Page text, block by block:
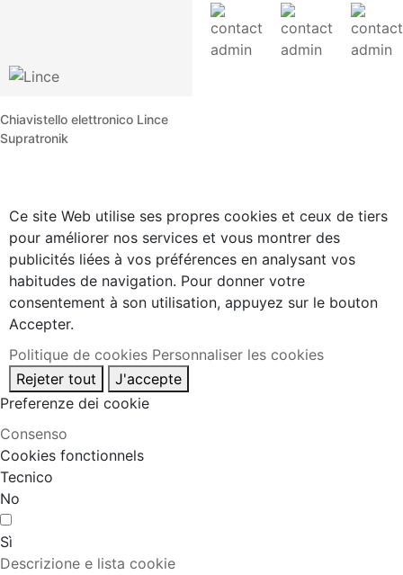
Chiavistello elettronico Lince
Supratronik
Ce site Web utilise ses propres cookies et ceux de tiers
pour améliorer nos services et vous montrer des
publicités liées à vos préférences en analysant vos
habitudes de navigation. Pour donner votre
consentement à son utilisation, appuyez sur le bouton
Accepter.
Politique de cookies Personnaliser les cookies
Rejeter tout
J'accepte
Preferenze dei cookie
Consenso
Cookies fonctionnels
Tecnico
No
Sì
Descrizione e lista cookie